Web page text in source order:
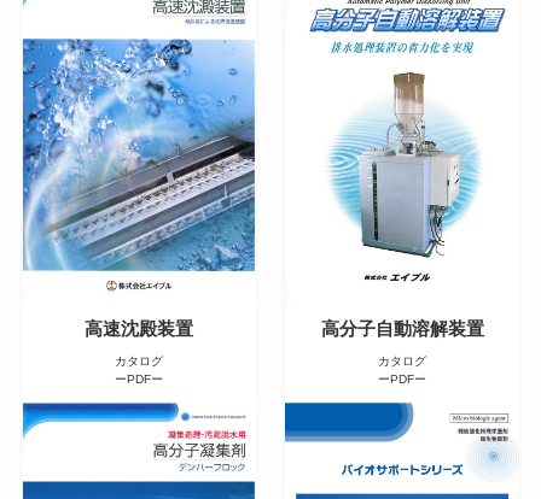
高速沈殿装置
カタログ
ーPDFー
高分子自動溶解装置
カタログ
ーPDFー